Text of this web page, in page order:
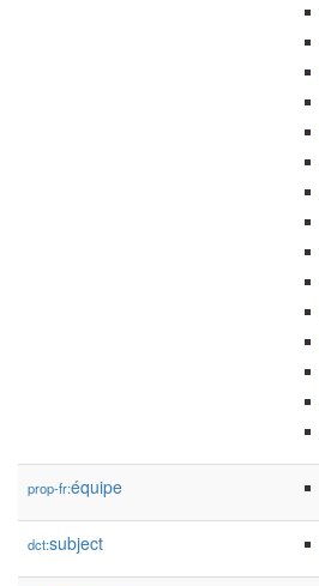
prop-fr:équipe
dct:subject